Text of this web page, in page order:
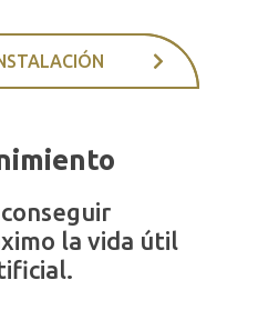
la vida útil